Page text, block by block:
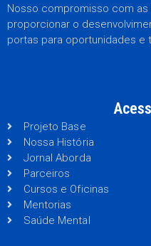
Nosso compromisso com as
proporcionar o
portas para oportunidades e
Projeto Base
Nossa História
Jornal Aborda
Parceiros
Cursos e Oficinas
Mentorias
Saúde Mental